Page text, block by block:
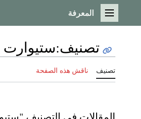
القائمة الرئيسية
المعرفة
تصنيف:ستيوارت
تصنيف ناقش هذه الصفحة